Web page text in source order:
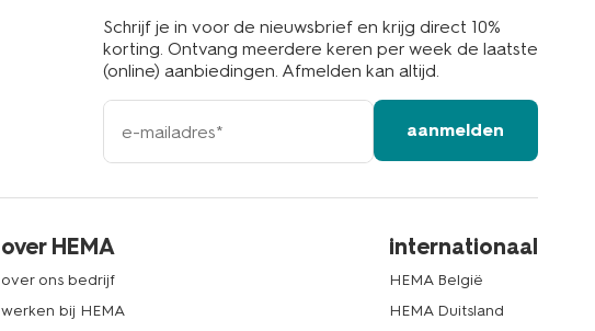
Schrijf je in voor de nieuwsbrief en krijg direct 10%
korting. Ontvang meerdere keren per week de laatste
(online) aanbiedingen. Afmelden kan altijd.
e-
mailadres
aanmelden
over HEMA
over ons bedrijf
werken bij HEMA
internationaal
HEMA België
HEMA Duitsland